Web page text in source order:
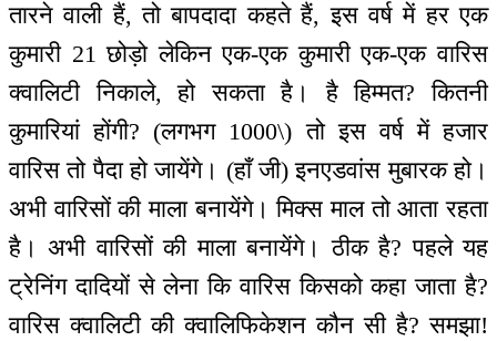
तारने वाली हैं, तो बापदादा कहते हैं, इस वर्ष में हर एक
कुमारी 21 छोड़ो लेकिन एक-एक कुमारी एक-एक वारिस
क्वालिटी निकाले, हो सकता है। है हिम्मत? कितनी
कुमारियां होंगी? (लगभग 1000\) तो इस वर्ष में हजार
वारिस तो पैदा हो जायेंगे। (हाँ जी) इनएडवांस मुबारक हो।
अभी वारिसों की माला बनायेंगे। मिक्स माल तो आता रहता
है। अभी वारिसों की माला बनायेंगे। ठीक है? पहले यह
ट्रेनिंग दादियों से लेना कि वारिस किसको कहा जाता है?
वारिस क्वालिटी की क्वालिफिकेशन कौन सी है? समझा!